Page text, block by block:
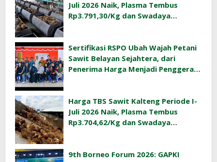
Juli 2026 Naik, Plasma Tembus
Rp3.791,30/Kg dan Swadaya
Sertifikasi RSPO Ubah Wajah Petani
Sawit Belayan Sejahtera, dari
Penerima Harga Menjadi Penggerak
Harga TBS Sawit Kalteng Periode I-
Juli 2026 Naik, Plasma Tembus
Rp3.704,62/Kg dan Swadaya
9th Borneo Forum 2026: GAPKI